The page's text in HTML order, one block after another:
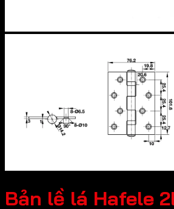
Bản lề lá Hafele